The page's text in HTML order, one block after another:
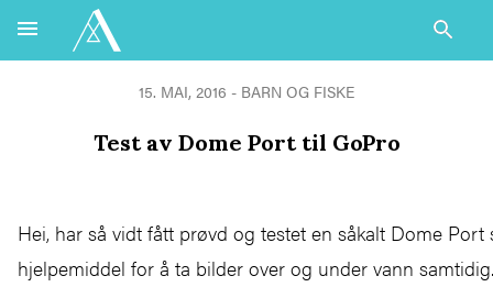
15. MAI, 2016 - BARN OG FISKE
Test av Dome Port til GoPro
Hei, har så vidt fått prøvd og testet en såkalt Dome Port
hjelpemiddel for å ta bilder over og under vann